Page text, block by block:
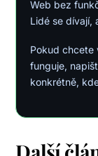
Web bez
Lidé se dívají,
Pokud chcete
funguje,
konkrétně,